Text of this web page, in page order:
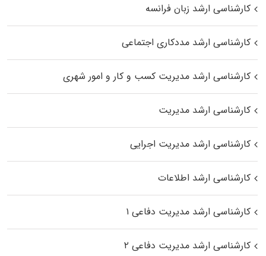
کارشناسی ارشد زبان فرانسه
کارشناسی ارشد مددکاری اجتماعی
کارشناسی ارشد مدیریت کسب و کار و امور شهری
کارشناسی ارشد مدیریت
کارشناسی ارشد مدیریت اجرایی
کارشناسی ارشد اطلاعات
کارشناسی ارشد مدیریت دفاعی ۱
کارشناسی ارشد مدیریت دفاعی ۲